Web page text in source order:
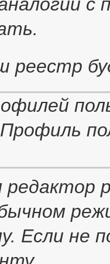
реестр
редактор
Если не